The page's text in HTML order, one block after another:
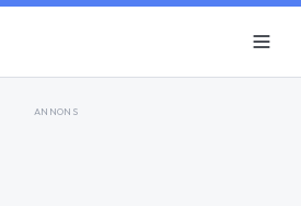
ANNONS